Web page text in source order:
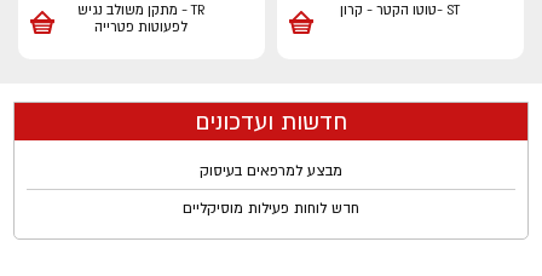
ST -טוטו הקטר - קרון
TR - מתקן משולב נגיש
לפעוטות פטרייה
חדשות ועדכונים
מבצע למרפאים בעיסוק
חדש לוחות פעילות מוסיקליים